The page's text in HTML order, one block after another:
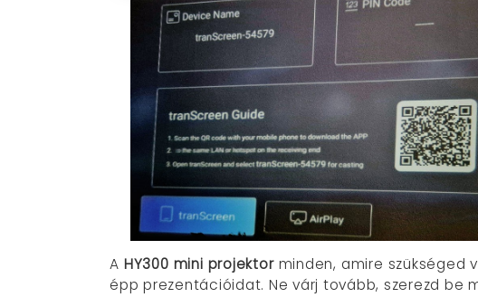
A HY300 mini projektorminden, amire szükséged
épp prezentációidat. Ne várj tovább, szerezd be